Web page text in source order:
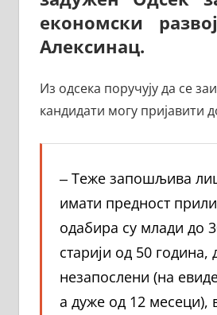
економски
Алексинац.
Из одсека поручују да се
кандидати могу пријавити
‒ Теже запошљива
имати предност
одабира су млади до
старији од 50 година,
незапослени (на
а дуже од 12 месеци),